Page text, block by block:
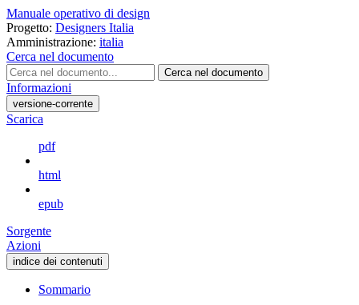
Manuale operativo di design
Progetto: Designers Italia
Amministrazione: italia
Cerca nel documento
Cerca nel documento
Informazioni
versione-corrente
Scarica
pdf
html
epub
Sorgente
Azioni
indice dei contenuti
Sommario